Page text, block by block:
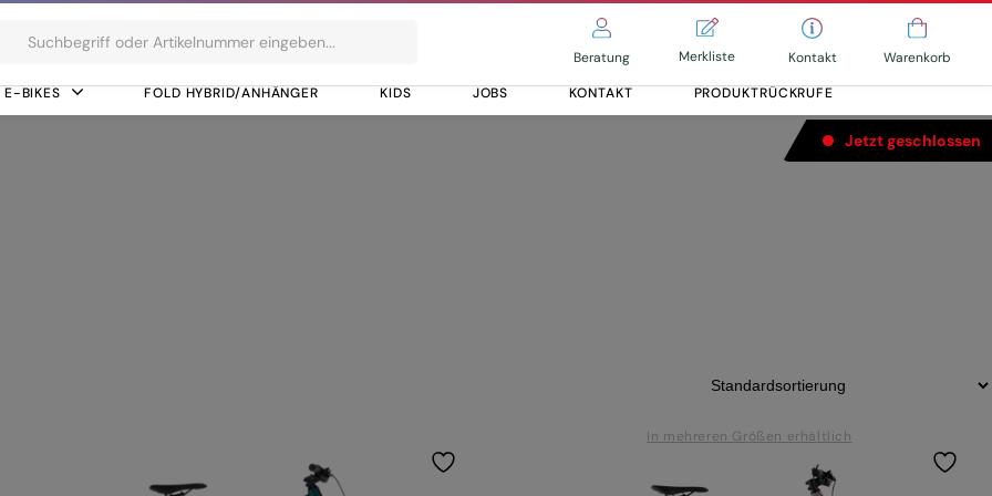
Beratung Merkliste Kontakt
Warenkorb
E-BIKES FOLD HYBRID/ANHÄNGER KIDS JOBS KONTAKT PRODUKTRÜCKRUFE
Jetzt geschlossen
In mehreren Größen erhältlich